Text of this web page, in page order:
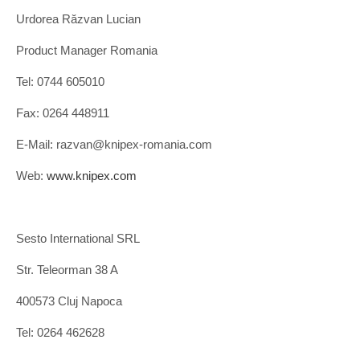
Urdorea Răzvan Lucian
Product Manager Romania
Tel: 0744 605010
Fax: 0264 448911
E-Mail: razvan@knipex-romania.com
Web: www.knipex.com
Sesto International SRL
Str. Teleorman 38 A
400573 Cluj Napoca
Tel: 0264 462628